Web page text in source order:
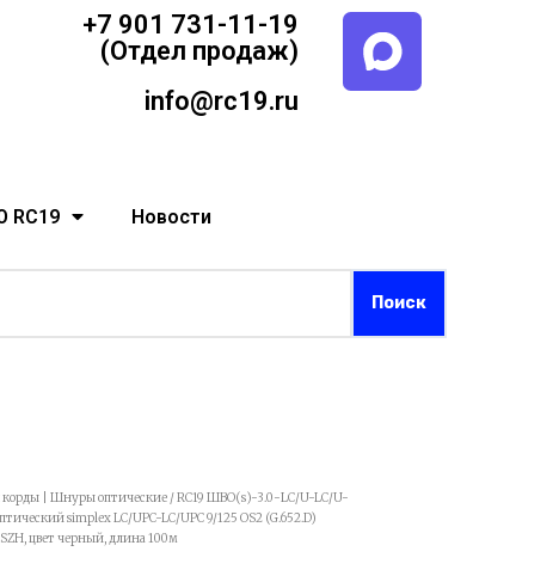
+7 901 731-11-19
(Отдел продаж)
info@rc19.ru
RC19 Новости
корды | Шнуры оптические / RC19 ШВО(s)-3.0-LC/U-LC/U-
simplex LC/UPC-LC/UPC 9/125 OS2 (G.652.D)
цвет черный, длина 100м